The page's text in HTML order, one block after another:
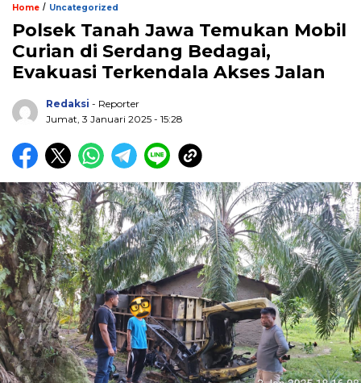
Home / Uncategorized
Polsek Tanah Jawa Temukan Mobil
Curian di Serdang Bedagai,
Evakuasi Terkendala Akses Jalan
Redaksi - Reporter
Jumat, 3 Januari 2025 - 15:28